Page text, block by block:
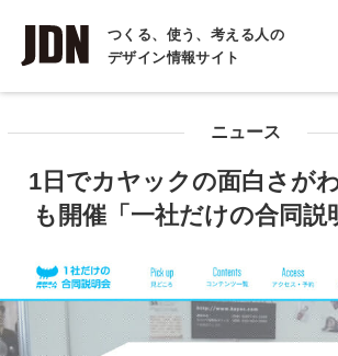
つくる、使う、考える人の
デザイン情報サイト
INTERVIEW
インタビュー
COLUMN
ニュース
1日でカヤックの面白さが
も開催「一社だけの合同説